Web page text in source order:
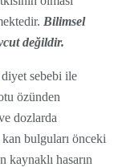
Bilimsel
değildir.
diyet sebebi ile
özünden
dozlarda
bulguları önceki
kaynaklı hasarın